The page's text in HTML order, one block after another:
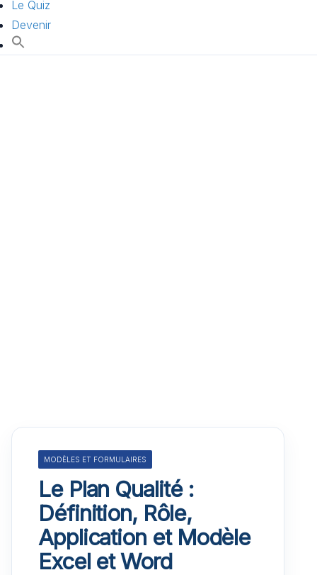
Le Quiz
Devenir
MODÈLES ET FORMULAIRES
Le Plan Qualité :
Définition, Rôle,
Application et Modèle
Excel et Word